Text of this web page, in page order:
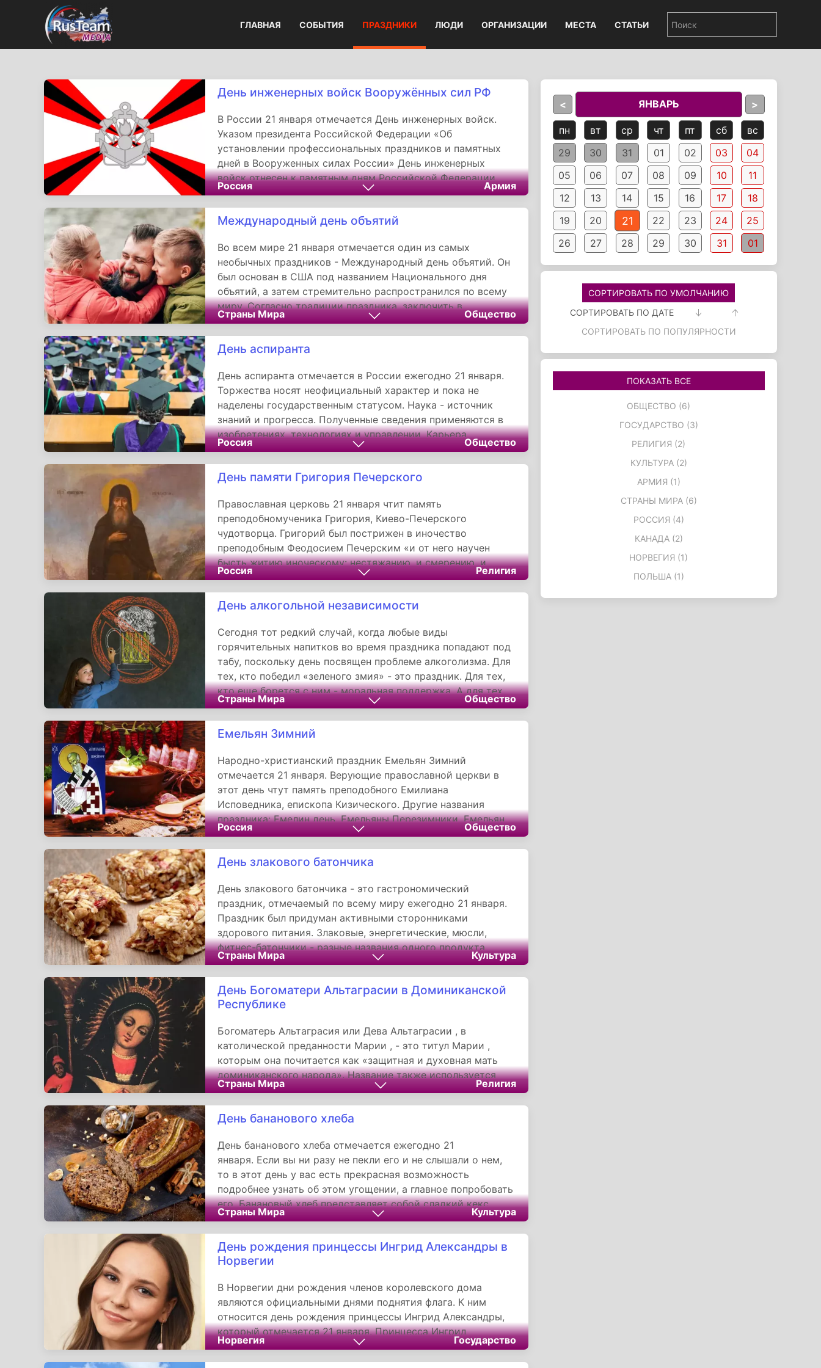
ГЛАВНАЯ СОБЫТИЯ ПРАЗДНИКИ ЛЮДИ ОРГАНИЗАЦИИ МЕСТА СТАТЬИ
День инженерных войск Вооружённых сил РФ
В России 21 января отмечается День инженерных войск.
Указом президента Российской Федерации «Об
установлении профессиональных праздников и памятных
дней в Вооруженных силах России» День инженерных
войск отнесен к памятным дням Российской Федерации.
Россия Армия
Международный день объятий
Во всем мире 21 января отмечается один из самых
необычных праздников - Международный день объятий. Он
был основан в США под названием Национального дня
объятий, а затем стремительно распространился по всему
миру. Согласно традиции праздника, заключить в
дружеские объятия в этот день можно даже незнакомого
человека.
Страны Мира Общество
День аспиранта
День аспиранта отмечается в России ежегодно 21 января.
Торжества носят неофициальный характер и пока не
наделены государственным статусом. Наука - источник
знаний и прогресса. Полученные сведения применяются в
изобретениях, технологиях и управлении. Карьера
молодого ученого начинается с прохождения аспирантуры.
Для чествования специалистов данного направления создан
профессиональный праздник.
Россия Общество
День памяти Григория Печерского
Православная церковь 21 января чтит память
преподобномученика Григория, Киево-Печерского
чудотворца. Григорий был пострижен в иночество
преподобным Феодосием Печерским «и от него научен
бысть житию иноческому: нестяжанию, и смерению, и
послушанию». Благодаря прилежанию к молитве Григорий
рано сподобился дара чудотворения и победы над бесами
«имеяше бо блаженый обычай: по всяком пении
Россия Религия
День алкогольной независимости
Сегодня тот редкий случай, когда любые виды
горячительных напитков во время праздника попадают под
табу, поскольку день посвящен проблеме алкоголизма. Для
тех, кто победил «зеленого змия» - это праздник. Для тех,
кто еще борется с ним - моральная поддержка. А для тех,
кто страдает, но уверен что это не про него - повод
задуматься.
Страны Мира Общество
Емельян Зимний
Народно-христианский праздник Емельян Зимний
отмечается 21 января. Верующие православной церкви в
этот день чтут память преподобного Емилиана
Исповедника, епископа Кизического. Другие названия
праздника: Емелин день, Емельяны Перезимники, Емельян
Кумишный, Провод коляд, Василисы зимние.
Россия Общество
День злакового батончика
День злакового батончика - это гастрономический
праздник, отмечаемый по всему миру ежегодно 21 января.
Праздник был придуман активными сторонниками
здорового питания. Злаковые, энергетические, мюсли,
фитнес-батончики - разные названия одного продукта.
Раньше их можно было купить в магазинах спортивного
питания. Но теперь, благодаря моде на здоровую еду, они
перекочевали на полки супермаркетов.
Страны Мира Культура
День Богоматери Альтаграсии в Доминиканской
Республике
Богоматерь Альтаграсия или Дева Альтаграсии , в
католической преданности Марии , - это титул Марии ,
которым она почитается как «защитная и духовная мать
доминиканского народа». Название также используется
для конкретного изображения Марии с младенцем Иисусом
в яслях. Ее покровительственный праздник - 21 января.
Страны Мира Религия
День бананового хлеба
День бананового хлеба отмечается ежегодно 21
января. Если вы ни разу не пекли его и не слышали о нем,
то в этот день у вас есть прекрасная возможность
подробнее узнать об этом угощении, а главное попробовать
его. Банановый хлеб представляет собой сладкий кекс,
главным ингредиентом которого являются зрелые бананы.
Наиболее популярен в США и Австралии.
Страны Мира Культура
День рождения принцессы Ингрид Александры в
Норвегии
В Норвегии дни рождения членов королевского дома
являются официальными днями поднятия флага. К ним
относится день рождения принцессы Ингрид Александры,
который отмечается 21 января. Принцесса Ингрид
Александра - дочь кронпринца Норвегии Хокона и его
супруги кронпринцессы Метте-Марит. Она приходится
Норвегия Государство
< ЯНВАРЬ >
пн вт ср чт пт сб
вс
29
30 31 01 02 03
04
05
06 07 08 09 10
11
12
13 14 15 16 17
18
19
20 21 22 23 24
25
26
27 28 29 30 31 01
СОРТИРОВАТЬ ПО УМОЛЧАНИЮ
СОРТИРОВАТЬ ПО ДАТЕ
СОРТИРОВАТЬ ПО ПОПУЛЯРНОСТИ
ПОКАЗАТЬ ВСЕ
ОБЩЕСТВО (6)
ГОСУДАРСТВО (3)
РЕЛИГИЯ (2)
КУЛЬТУРА (2)
АРМИЯ (1)
СТРАНЫ МИРА (6)
РОССИЯ (4)
КАНАДА (2)
НОРВЕГИЯ (1)
ПОЛЬША (1)